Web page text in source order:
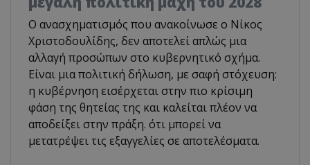
Ο ανασχηματισμός που ανακοίνωσε ο Νίκος
Χριστοδουλίδης, δεν αποτελεί απλώς μια
αλλαγή προσώπων στο κυβερνητικό σχήμα.
Είναι μια πολιτική δήλωση, με σαφή στόχευση:
η κυβέρνηση εισέρχεται στην πιο κρίσιμη
φάση της θητείας της και καλείται πλέον να
αποδείξει στην πράξη. ότι μπορεί να
μετατρέψει τις εξαγγελίες σε αποτελέσματα.